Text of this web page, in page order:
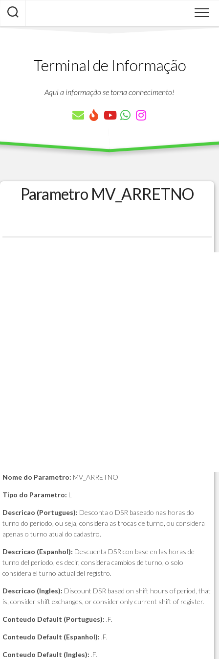
Skip
content
Terminal de Informação
Aqui a informação se torna conhecimento!
Parametro MV_ARRETNO
Nome do Parametro: MV_ARRETNO
Tipo do Parametro: L
Descricao (Portugues): Desconta o DSR baseado nas horas do
turno do periodo, ou seja, considera as trocas de turno, ou considera
apenas o turno atual do cadastro.
Descricao (Espanhol): Descuenta DSR con base en las horas de
turno del periodo, es decir, considera cambios de turno, o solo
considera el turno actual del registro.
Descricao (Ingles): Discount DSR based on shift hours of period, that
is, consider shift exchanges, or consider only current shift of register.
Conteudo Default (Portugues): .F.
Conteudo Default (Espanhol): .F.
Conteudo Default (Ingles): .F.